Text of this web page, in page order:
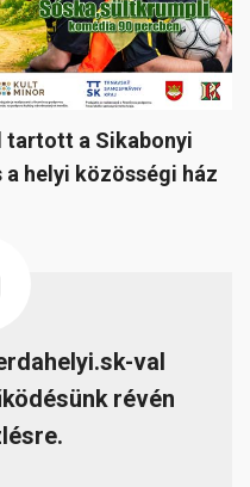
a Sikabonyi
helyi közösségi ház
val
révén